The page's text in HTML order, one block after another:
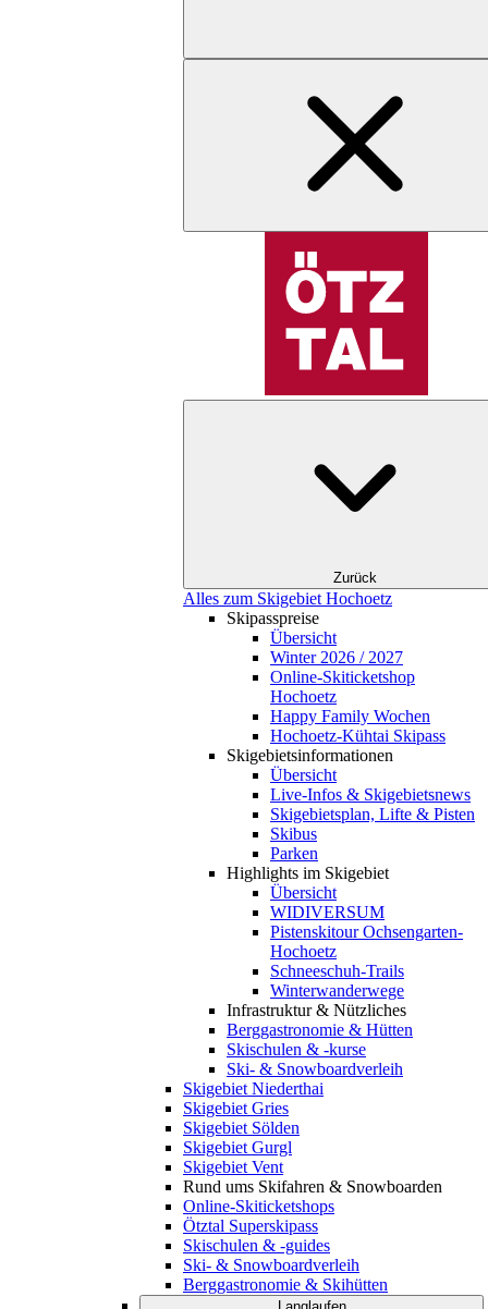
Zurück
Alles zum Skigebiet Hochoetz
Skipasspreise
Übersicht
Winter 2026 / 2027
Online-Skiticketshop
Hochoetz
Happy Family Wochen
Hochoetz-Kühtai Skipass
Skigebietsinformationen
Übersicht
Live-Infos & Skigebietsnews
Skigebietsplan, Lifte & Pisten
Skibus
Parken
Highlights im Skigebiet
Übersicht
WIDIVERSUM
Pistenskitour Ochsengarten-
Hochoetz
Schneeschuh-Trails
Winterwanderwege
Infrastruktur & Nützliches
Berggastronomie & Hütten
Skischulen & -kurse
Ski- & Snowboardverleih
Skigebiet Niederthai
Skigebiet Gries
Skigebiet Sölden
Skigebiet Gurgl
Skigebiet Vent
Rund ums Skifahren & Snowboarden
Online-Skiticketshops
Ötztal Superskipass
Skischulen & -guides
Ski- & Snowboardverleih
Berggastronomie & Skihütten